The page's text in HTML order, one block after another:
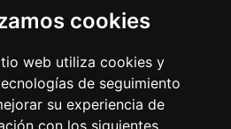
cookies
web utiliza cookies y
de seguimiento
su experiencia de
con los siguientes